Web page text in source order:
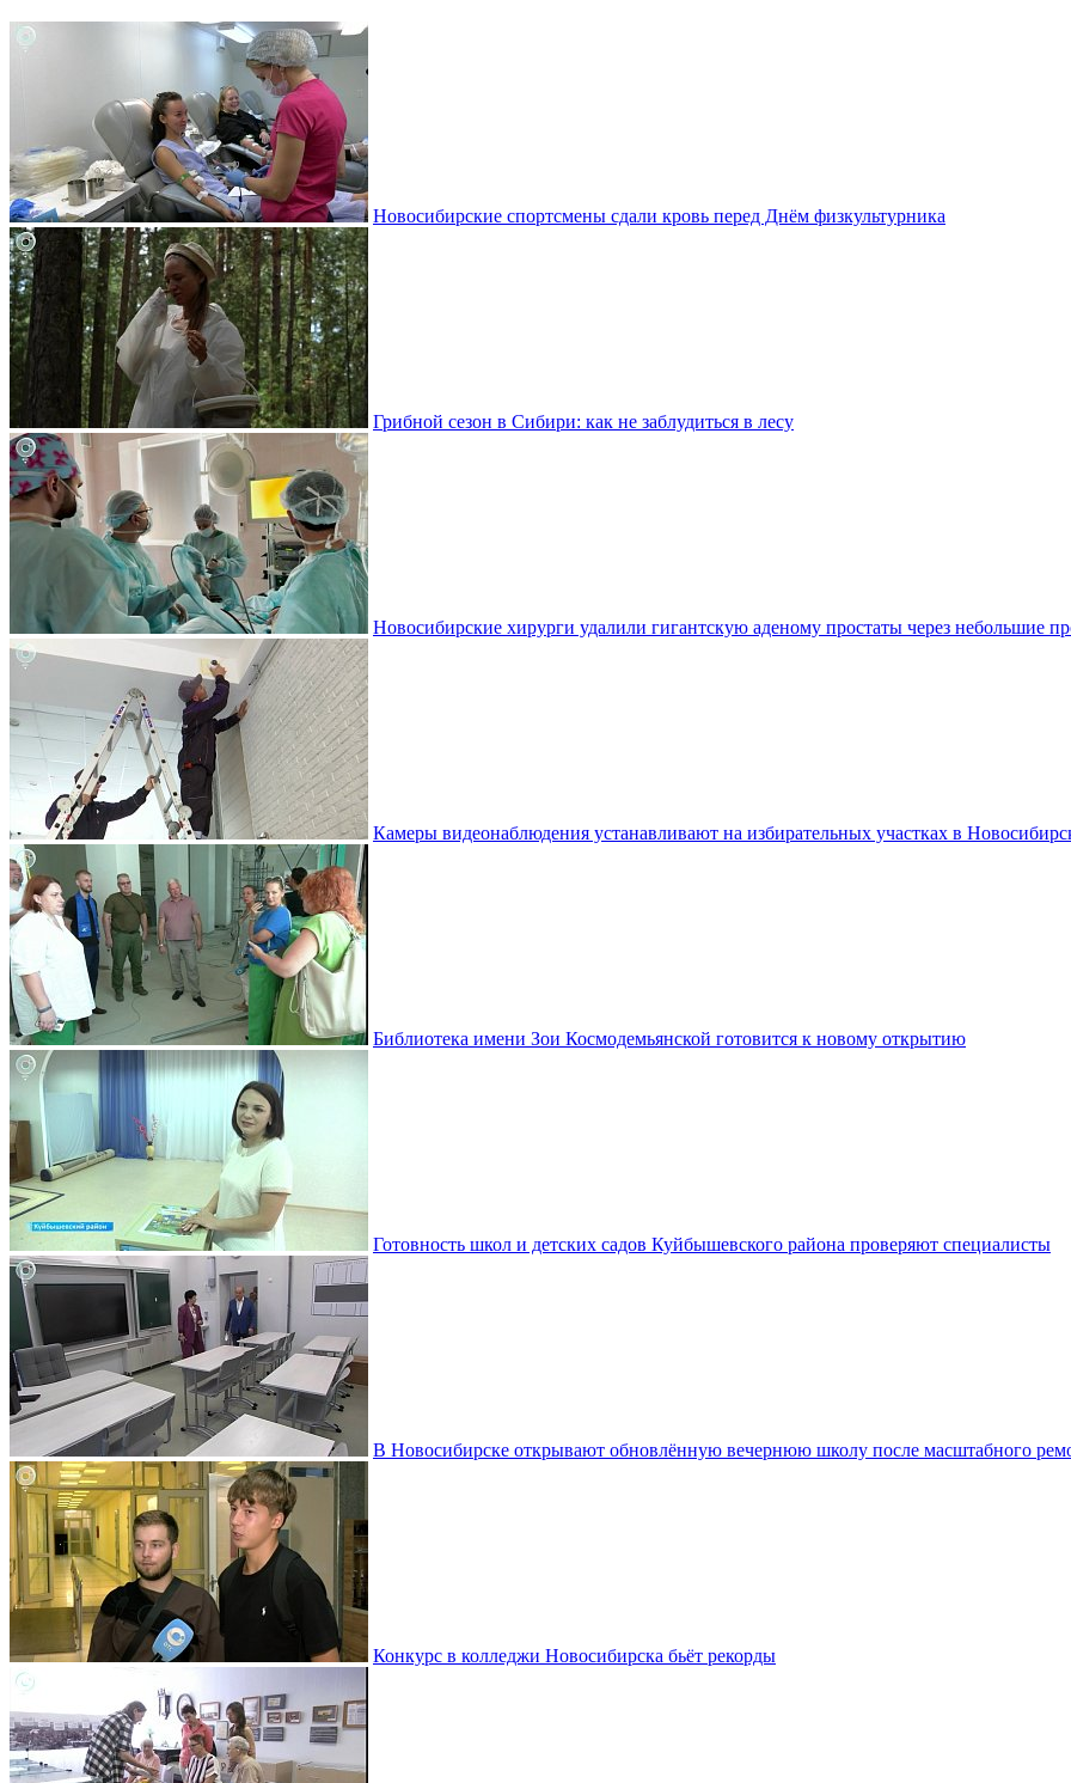
Новосибирские спортсмены сдали кровь перед Днём физкультурника
Грибной сезон в Сибири: как не заблудиться в лесу
Новосибирские хирурги удалили гигантскую аденому простаты через небольшие
Камеры видеонаблюдения устанавливают на избирательных участках в
Библиотека имени Зои Космодемьянской готовится к новому открытию
Готовность школ и детских садов Куйбышевского района проверяют специалисты
В Новосибирске открывают обновлённую вечернюю школу после масштабного
Конкурс в колледжи Новосибирска бьёт рекорды